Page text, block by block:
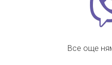
Все още